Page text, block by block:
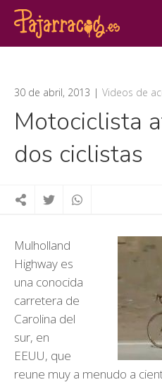
30 de abril, 2013 Videos de
Motociclista
dos ciclistas
Mulholland
Highway es
una conocida
carretera de
Carolina del
sur, en
EEUU, que
reune muy a menudo a